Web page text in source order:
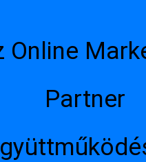
Online
Partner